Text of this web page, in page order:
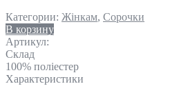
Категории: Жінкам, Сорочки
В корзину
Артикул:
Склад
100% поліестер
Характеристики